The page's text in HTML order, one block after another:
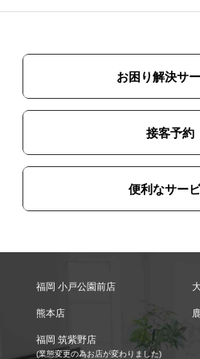
お困り解決サ
接客予約
便利なサー
福岡 小戸公園前店
熊本店
福岡 筑紫野店
(業態変更の為お店が変わりました)